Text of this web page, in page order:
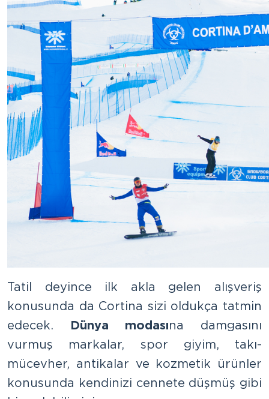
Tatil deyince ilk akla gelen alışveriş
konusunda da Cortina sizi oldukça tatmin
edecek. Dünya modasına damgasını
vurmuş markalar, spor giyim, takı-
mücevher, antikalar ve kozmetik ürünler
konusunda kendinizi cennete düşmüş gibi